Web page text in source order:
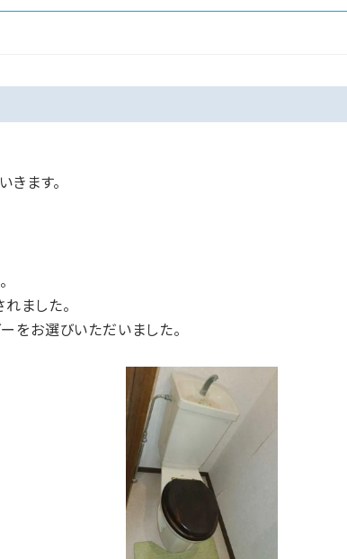
きます。
ました。
をお選びいただいました。